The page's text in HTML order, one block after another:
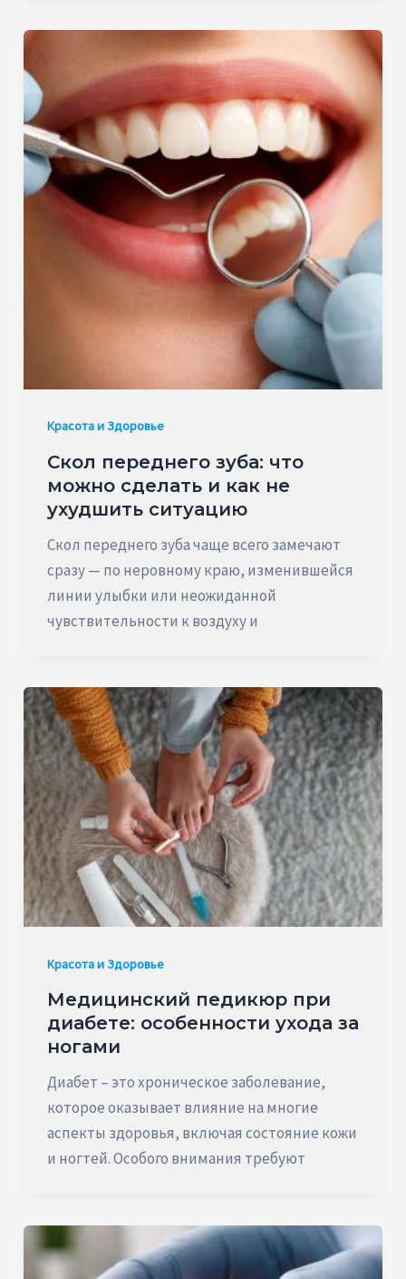
Красота и Здоровье
Скол переднего зуба: что
можно сделать и как не
ухудшить ситуацию
Скол переднего зуба чаще всего замечают
сразу — по неровному краю, изменившейся
линии улыбки или неожиданной
чувствительности к воздуху и
Красота и Здоровье
Медицинский педикюр при
диабете: особенности ухода за
ногами
Диабет – это хроническое заболевание,
которое оказывает влияние на многие
аспекты здоровья, включая состояние кожи
и ногтей. Особого внимания требуют